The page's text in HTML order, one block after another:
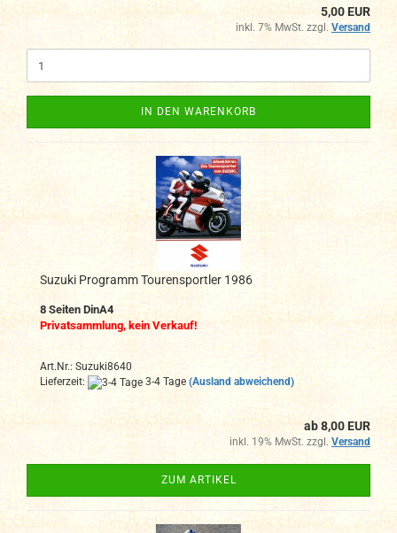
5,00 EUR
inkl. 7% MwSt. zzgl. Versand
IN DEN WARENKORB
Suzuki Programm Tourensportler 1986
8 Seiten DinA4
Privatsammlung, kein Verkauf!
Art.Nr.: Suzuki8640
Lieferzeit:
3-4 Tage (Ausland abweichend)
ab 8,00 EUR
inkl. 19% MwSt. zzgl. Versand
ZUM ARTIKEL